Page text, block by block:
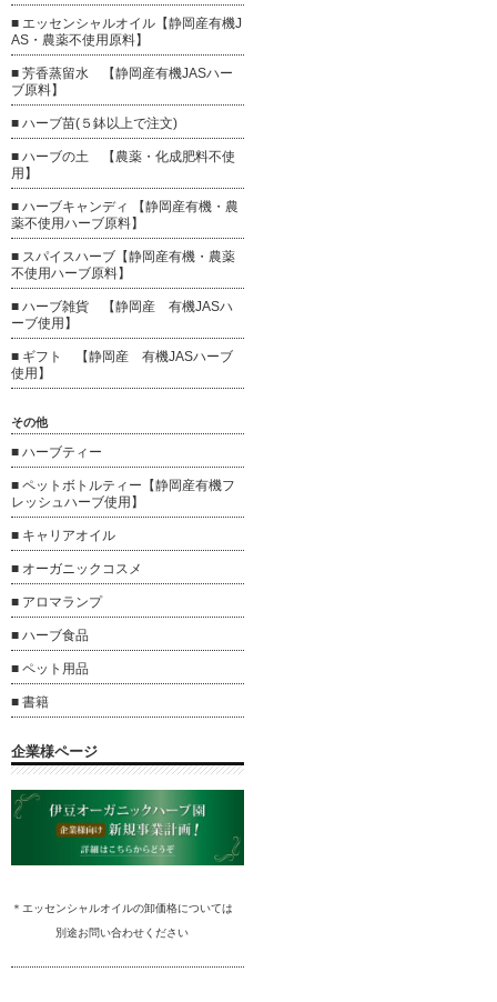
■ エッセンシャルオイル【静岡産有機J
AS・農薬不使用原料】
■ 芳香蒸留水 【静岡産有機JASハー
ブ原料】
■ ハーブ苗(５鉢以上で注文)
■ ハーブの土 【農薬・化成肥料不使
用】
■ ハーブキャンディ 【静岡産有機・農
薬不使用ハーブ原料】
■ スパイスハーブ【静岡産有機・農薬
不使用ハーブ原料】
■ ハーブ雑貨 【静岡産 有機JASハ
ーブ使用】
■ ギフト 【静岡産 有機JASハーブ
使用】
その他
■ ハーブティー
■ ペットボトルティー【静岡産有機フ
レッシュハーブ使用】
■ キャリアオイル
■ オーガニックコスメ
■ アロマランプ
■ ハーブ食品
■ ペット用品
■ 書籍
企業様ページ
＊エッセンシャルオイルの卸価格については
別途お問い合わせください